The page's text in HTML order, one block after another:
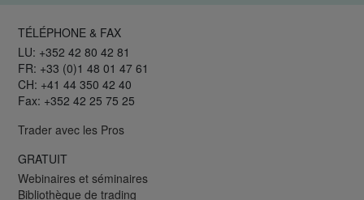
TÉLÉPHONE & FAX
LU: +352 42 80 42 81
FR: +33 (0)1 48 01 47 61
CH: +41 44 350 42 40
Fax: +352 42 25 75 25
Trader avec les Pros
GRATUIT
Webinaires et séminaires
Bibliothèque de trading